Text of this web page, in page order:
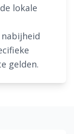
lokale
gelden.